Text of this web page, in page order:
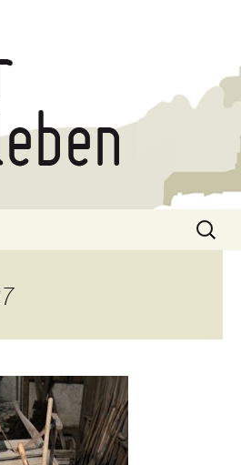
Suchen
nach: